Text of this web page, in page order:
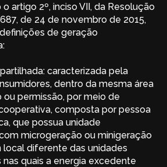
o artigo 2º, inciso VII, da Resolução
de 24 de novembro de 2015,
de geração
caracterizada pela
dentro da mesma área
ou permissão, por meio de
composta por pessoa
que possua unidade
microgeração ou minigeração
local diferente das unidades
nas quais a energia excedente